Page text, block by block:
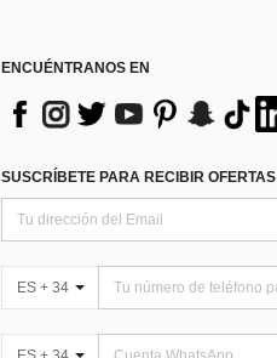
ENCUÉNTRANOS EN
SUSCRÍBETE PARA RECIBIR
ES + 34